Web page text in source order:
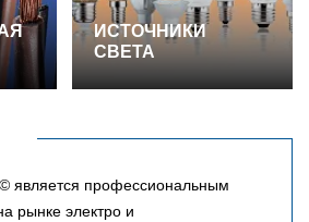
ИСТОЧНИКИ
СВЕТА
является профессиональным
рынке электро и